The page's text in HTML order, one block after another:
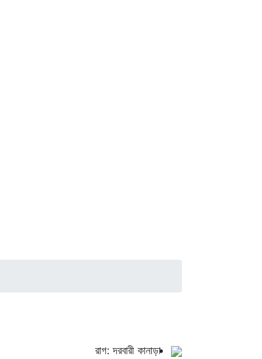
রাগ: দরবারী কানাড়া